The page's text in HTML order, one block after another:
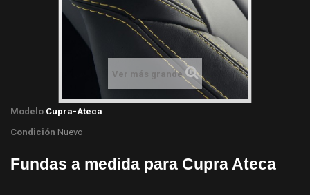
Ver más grande
Modelo Cupra-Ateca
Condición Nuevo
Fundas a medida para Cupra Ateca